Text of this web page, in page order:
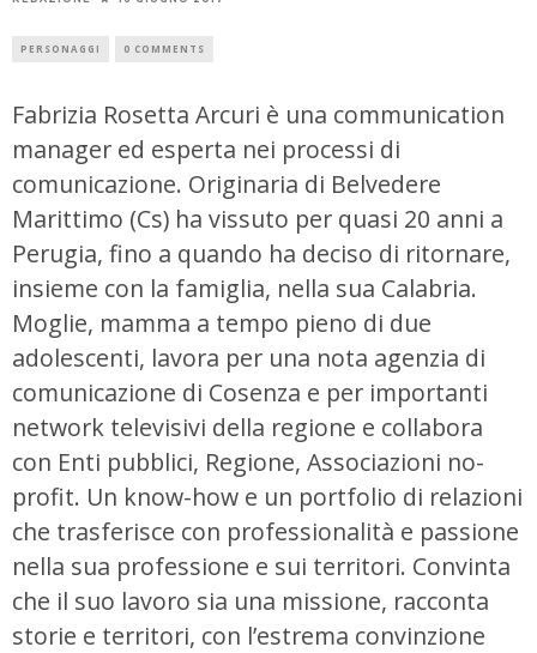
PERSONAGGI 0 COMMENTS
Fabrizia Rosetta Arcuri è una communication
manager ed esperta nei processi di
comunicazione. Originaria di Belvedere
Marittimo (Cs) ha vissuto per quasi 20 anni a
Perugia, fino a quando ha deciso di ritornare,
insieme con la famiglia, nella sua Calabria.
Moglie, mamma a tempo pieno di due
adolescenti, lavora per una nota agenzia di
comunicazione di Cosenza e per importanti
network televisivi della regione e collabora
con Enti pubblici, Regione, Associazioni no-
profit. Un know-how e un portfolio di relazioni
che trasferisce con professionalità e passione
nella sua professione e sui territori. Convinta
che il suo lavoro sia una missione, racconta
storie e territori, con l’estrema convinzione